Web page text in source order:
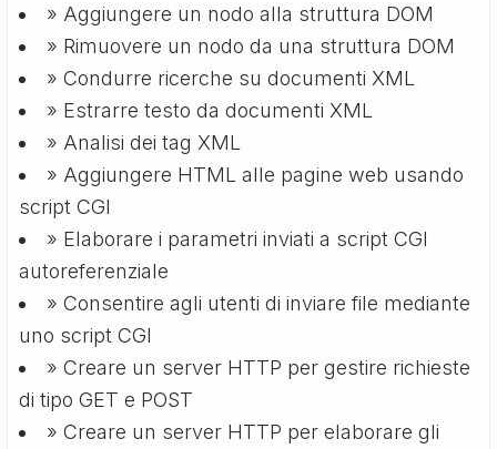
» Aggiungere un nodo alla struttura DOM
» Rimuovere un nodo da una struttura DOM
» Condurre ricerche su documenti XML
» Estrarre testo da documenti XML
» Analisi dei tag XML
» Aggiungere HTML alle pagine web usando
script CGI
» Elaborare i parametri inviati a script CGI
autoreferenziale
» Consentire agli utenti di inviare file mediante
uno script CGI
» Creare un server HTTP per gestire richieste
di tipo GET e POST
» Creare un server HTTP per elaborare gli